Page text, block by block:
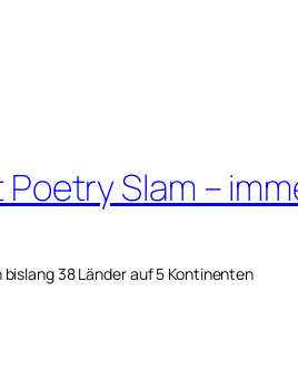
Poetry Slam –
38 Länder auf 5 Kontinenten